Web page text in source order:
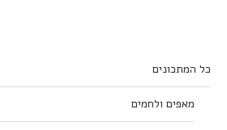
כל המתכונים
מאפים ולחמים